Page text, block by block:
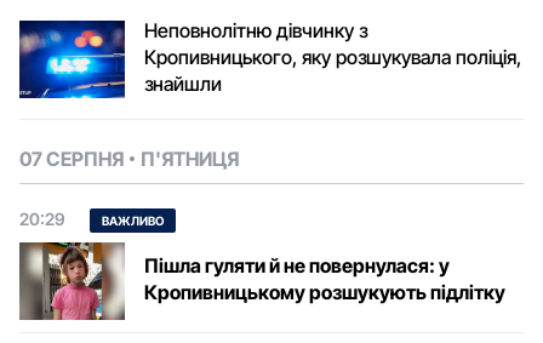
Неповнолітню дівчинку з
Кропивницького, яку розшукувала поліція,
знайшли
07 СЕРПНЯ П'ЯТНИЦЯ
20:29 ВАЖЛИВО
Пішла гуляти й не повернулася: у
Кропивницькому розшукують підлітку